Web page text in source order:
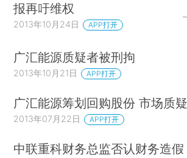
报再吁维权
2013年10月24日 APP打开
广汇能源质疑者被刑拘
2013年10月21日 APP打开
广汇能源筹划回购股份 市场质疑
2013年07月22日 APP打开
中联重科财务总监否认财务造假